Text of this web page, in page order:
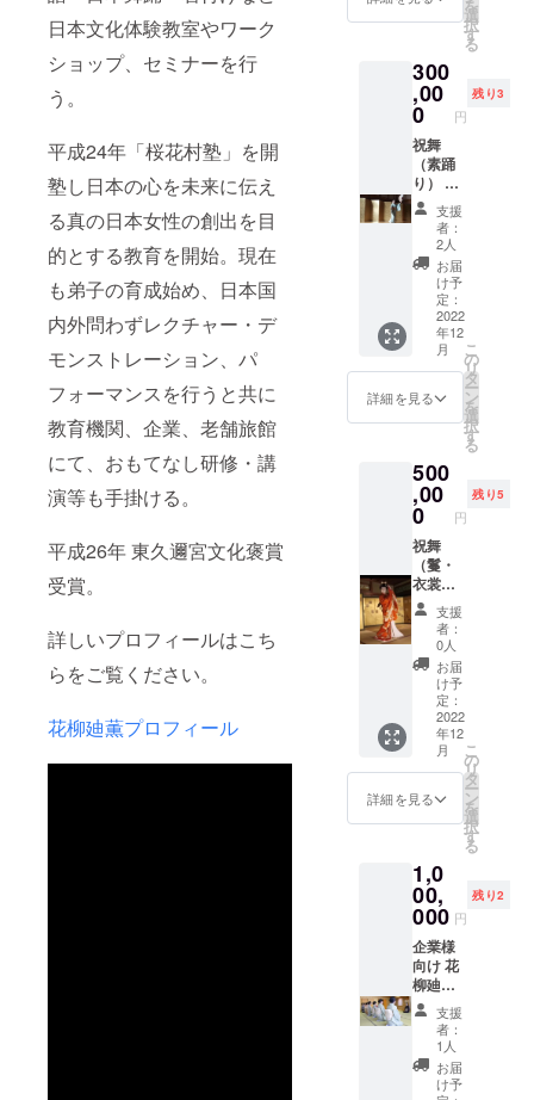
日本文化体験教室やワーク
ショップ、セミナーを行
う。
平成24年「桜花村塾」を開
塾し日本の心を未来に伝え
る真の日本女性の創出を目
的とする教育を開始。現在
も弟子の育成始め、日本国
内外問わずレクチャー・デ
モンストレーション、パ
フォーマンスを行うと共に
教育機関、企業、老舗旅館
にて、おもてなし研修・講
演等も手掛ける。
平成26年 東久邇宮文化褒賞
受賞。
詳しいプロフィールはこち
らをご覧ください。
花柳廸薫プロフィール
女夫
石
今は昔
の筆草
を か
きあつ
めたる
藻汐草
実に
草草の
賑ひ
も 神
の都の
御栄と
祝ひ
おさむ
る う
たの一
を
選
択
す
る
300
,00
0 円
残り3
祝舞
（素踊
り） 花
柳廸薫
があな
たの大
切な記
念日
や、 大
切な人
とのイ
ベント
の際
に、祝
舞を踊
りま
別途交
通費が
かかり
ます ＊
こちら
の商品
は実施
の日程
を相談
の上、
調整さ
せて頂
きま
す。 国
内外で
の各種
イベン
ト、外
国から
のお客
もてな
し、祝
賀会、
結婚式
など実
績多数
ござい
ます。
祝舞
実績一
例...目黒
雅叙
支援
者：
2人
お届
け予
定：
2022
年12
月
詳細を見る
こ
の
リ
タ
ー
ン
を
選
択
す
る
500
,00
0 円
残り5
祝舞
（鬘・
衣裳・
白塗
り） 花
柳廸薫
があな
たの大
切な記
念日
や、 大
切な人
とのイ
ベント
の際
に、祝
りま
す。 ＊
別途交
通費が
かかり
ます ＊
こちら
の商品
は実施
の日程
を相談
の上、
支援
者：
0人
お届
け予
定：
2022
年12
月
詳細を見る
こ
の
リ
タ
ー
ン
を
選
択
す
る
1,0
00,
000 円
残り2
企業様
向け 花
柳廸薫
による
おもて
なし研
修の実
施 4回
支援
者：
1人
お届
け予